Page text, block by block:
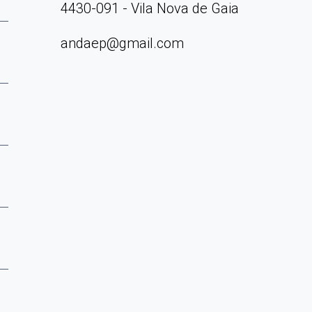
4430-091 - Vila Nova de Gaia
andaep@gmail.com